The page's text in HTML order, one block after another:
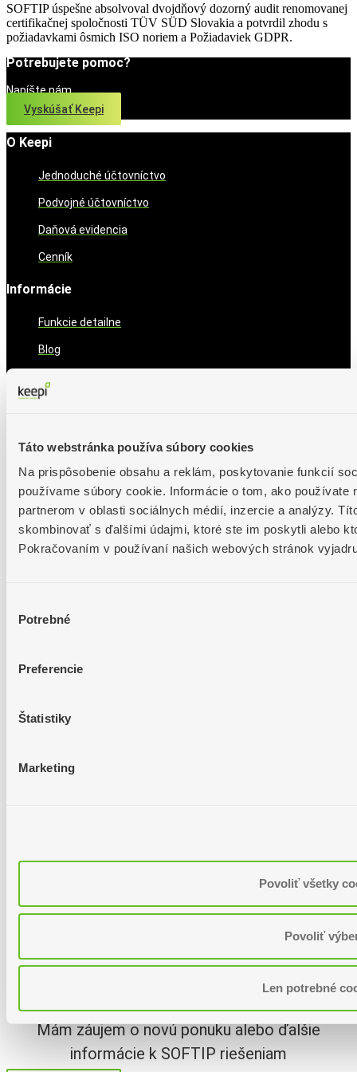
Táto webstránka používa súbory cookies
Na prispôsobenie obsahu a reklám, poskytovanie funkcií
používame súbory cookie. Informácie o tom, ako používate
partnerom v oblasti sociálnych médií, inzercie a analýzy.
skombinovať s ďalšími údajmi, ktoré ste im poskytli alebo
Pokračovaním v používaní našich webových stránok
súhlasu
Potrebné
Preferencie
Štatistiky
Marketing
Povoliť všetky
Povoliť
Len potrebné
SOFTIP úspešne absolvoval dvojdňový dozorný audit renomovanej
certifikačnej spoločnosti TÜV SÜD Slovakia a potvrdil zhodu s
požiadavkami ôsmich ISO noriem a Požiadaviek GDPR.
Potrebujete pomoc?
Napíšte nám
Vyskúšať Keepi
O Keepi
Jednoduché účtovníctvo
Podvojné účtovníctvo
Daňová evidencia
Cenník
Informácie
Funkcie detailne
Blog
Je čas na daňové priznanie za rok 2025
Zmeny v ponuke služieb
Nové Všeobecné obchodné podmienky Keepi
Všetky aktuality
Obchodné podmienky
Prihláste sa k odberu noviniek
Chcem kontaktovať SOFTIP
Som zákazník SOFTIPu a potrebujem pomôcť s
problémom v našom súčasnom riešení
Mám záujem o novú ponuku alebo ďalšie
informácie k SOFTIP riešeniam